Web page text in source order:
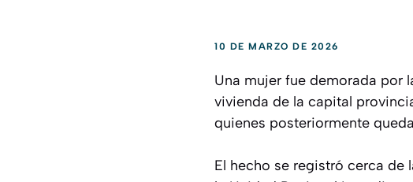
10 DE MARZO DE 2026
Una mujer fue demorada por
vivienda de la capital
quienes posteriormente
El hecho se registró cerca de